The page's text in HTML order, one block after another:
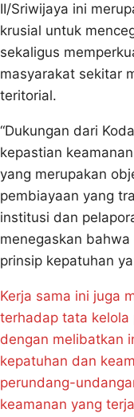
II/Sriwijaya ini
krusial untuk
sekaligus
masyarakat sekitar
teritorial.
“Dukungan dari
kepastian
yang merupakan
pembiayaan yang
institusi dan
menegaskan bahwa
prinsip kepatuhan
Kerja sama ini juga
terhadap tata kelola
dengan melibatkan
kepatuhan dan
perundang-
keamanan yang